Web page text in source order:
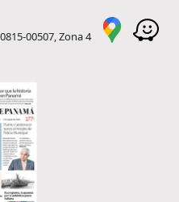
00507, Zona 4